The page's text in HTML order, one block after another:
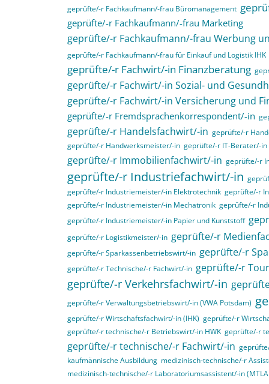
geprüfte/-r Fachkaufmann/-frau Büromanagement
geprüfte/-r Fachkaufmann/-frau Marketing
geprüfte/-r Fachkaufmann/-frau Werbung
geprüfte/-r Fachkaufmann/-frau für Einkauf und Logistik IHK
geprüfte/-r Fachwirt/-in Finanzberatung
geprüfte/-r Fachwirt/-in Sozial- und
geprüfte/-r Fachwirt/-in Versicherung und
geprüfte/-r Fremdsprachenkorrespondent/-in
geprüfte/-r Handelsfachwirt/-in geprüfte/-r
geprüfte/-r Handwerksmeister/-in geprüfte/-r IT-Berater/-in
geprüfte/-r Immobilienfachwirt/-in geprüfte/-r
geprüfte/-r Industriefachwirt/-in
geprüfte/-r Industriemeister/-in Elektrotechnik geprüfte/-r
geprüfte/-r Industriemeister/-in Mechatronik geprüfte/-r
geprüfte/-r Industriemeister/-in Papier und Kunststoff
geprüfte/-r Logistikmeister/-in geprüfte/-r
geprüfte/-r Sparkassenbetriebswirt/-in geprüfte/-r
geprüfte/-r Technische/-r Fachwirt/-in geprüfte/-r
geprüfte/-r Verkehrsfachwirt/-in
geprüfte/-r Verwaltungsbetriebswirt/-in (VWA Potsdam)
geprüfte/-r Wirtschaftsfachwirt/-in (IHK) geprüfte/-r
geprüfte/-r technische/-r Betriebswirt/-in HWK geprüfte/-r
geprüfte/-r technische/-r Fachwirt/-in
kaufmännische Ausbildung medizinisch-technische/-r
medizinisch-technische/-r Laboratoriumsassistent/-in